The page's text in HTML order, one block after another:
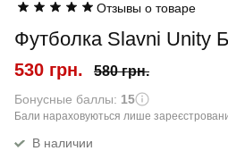
Отзывы о товаре
Футболка Slavni Unity
530 грн. 580 грн.
Бонусные баллы: 15
Бали нараховуються лише
В наличии